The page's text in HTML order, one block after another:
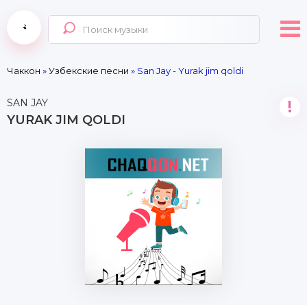
Чаккон »Узбекские песни » San Jay - Yurak jim qoldi
SAN JAY
YURAK JIM QOLDI
!